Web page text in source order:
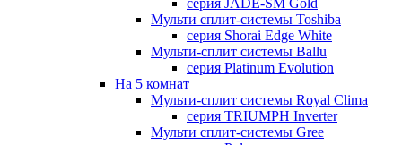
серия JADE-SM Gold
Мульти сплит-системы Toshiba
серия Shorai Edge White
Мульти-сплит системы Ballu
серия Platinum Evolution
На 5 комнат
Мульти-сплит системы Royal Clima
серия TRIUMPH Inverter
Мульти сплит-системы Gree